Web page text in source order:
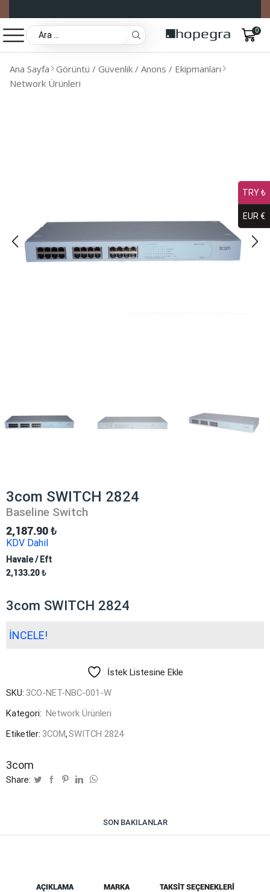
0
Ana Sayfa Görüntü / Güvenlik / Anons / Ekipmanları
Network Ürünleri
3com SWITCH 2824
Baseline Switch
2,187.90₺
KDV Dahil
Havale / Eft
2,133.20₺
3com SWITCH 2824
İNCELE!
İstek Listesine Ekle
SKU: 3CO-NET-NBC-001-W
Kategori: Network Ürünleri
Etiketler: 3COM,SWITCH 2824
3com
Share:
SON BAKILANLAR
AÇIKLAMA MARKA TAKSIT SEÇENEKLERI
TRY ₺
EUR €